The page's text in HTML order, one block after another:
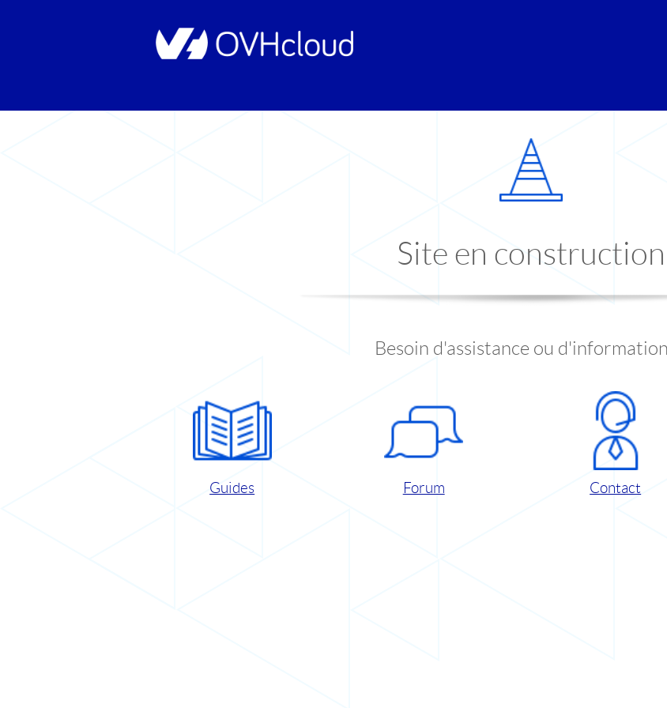
Site en construction
Besoin d'assistance ou
Guides Forum Contact